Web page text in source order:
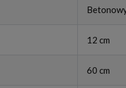
12 cm
60 cm